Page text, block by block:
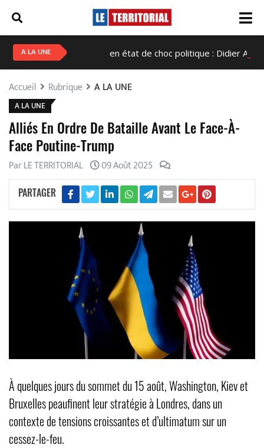
A LA UNE Haïti en état de choc politique : Didier Alix Fils-
Accueil Rubrique A LA UNE
A LA UNE
Alliés En Ordre De Bataille Avant Le Face-À-
Face Poutine-Trump
Par LE TERRITORIAL 09 Août 2025
PARTAGER
À quelques jours du sommet du 15 août, Washington, Kiev et
Bruxelles peaufinent leur stratégie à Londres, dans un
contexte de tensions croissantes et d’ultimatum sur un
cessez-le-feu.